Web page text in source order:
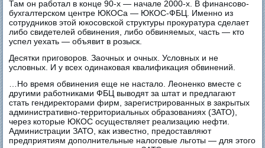
Там он работал в конце 90-х — начале 2000-х. В финансово-
бухгалтерском центре ЮКОСа — ЮКОС-ФБЦ. Именно из
сотрудников этой юкосовской структуры прокуратура сделает
либо свидетелей обвинения, либо обвиняемых, часть — кто
успел уехать — объявит в розыск.
Десятки приговоров. Заочных и очных. Условных и не
условных. И у всех одинаковая квалификация обвинений.
…Но время обвинения еще не настало. Леоненко вместе с
другими работниками ФБЦ выводят за штат и предлагают
стать гендиректорами фирм, зарегистрированных в закрытых
административно-территориальных образованиях (ЗАТО),
через которые ЮКОС осуществляет реализацию нефти.
Администрации ЗАТО, как известно, предоставляют
предприятиям дополнительные налоговые льготы — для этого